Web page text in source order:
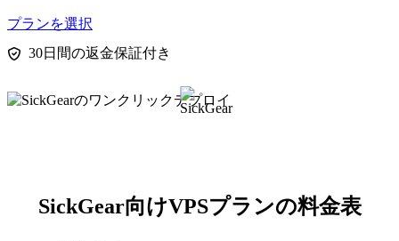
プランを選択
30日間の返金保証付き
SickGear向けVPSプランの料金表